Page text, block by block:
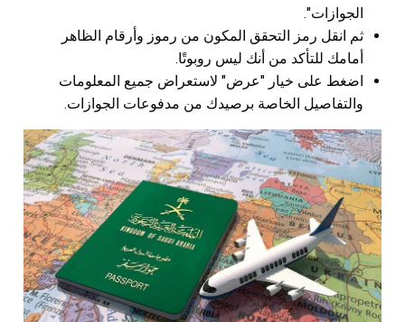
الجوازات".
ثم انقل رمز التحقق المكون من رموز وأرقام الظاهر
أمامك للتأكد من أنك ليس روبوتًا.
اضغط على خيار "عرض" لاستعراض جميع المعلومات
والتفاصيل الخاصة برصيدك من مدفوعات الجوازات.